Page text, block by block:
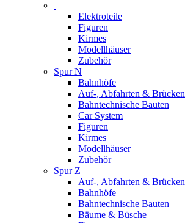
Elektroteile
Figuren
Kirmes
Modellhäuser
Zubehör
Spur N
Bahnhöfe
Auf-, Abfahrten & Brücken
Bahntechnische Bauten
Car System
Figuren
Kirmes
Modellhäuser
Zubehör
Spur Z
Auf-, Abfahrten & Brücken
Bahnhöfe
Bahntechnische Bauten
Bäume & Büsche